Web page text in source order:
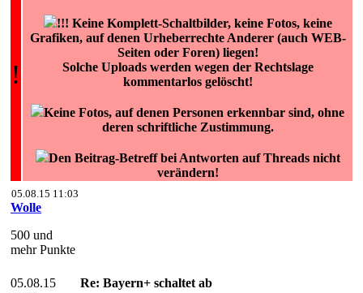
!
!!! Keine Komplett-Schaltbilder, keine Fotos, keine
Grafiken, auf denen Urheberrechte Anderer (auch WEB-
Seiten oder Foren) liegen!
Solche Uploads werden wegen der Rechtslage
kommentarlos gelöscht!
Keine Fotos, auf denen Personen erkennbar sind, ohne
deren schriftliche Zustimmung.
Den Beitrag-Betreff bei Antworten auf Threads nicht
verändern!
05.08.15 11:03
Wolle
500 und
mehr Punkte
05.08.15
Re: Bayern+ schaltet ab